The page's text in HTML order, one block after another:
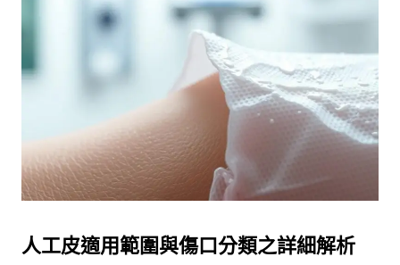
人工皮適用範圍與傷口分類之詳細解析